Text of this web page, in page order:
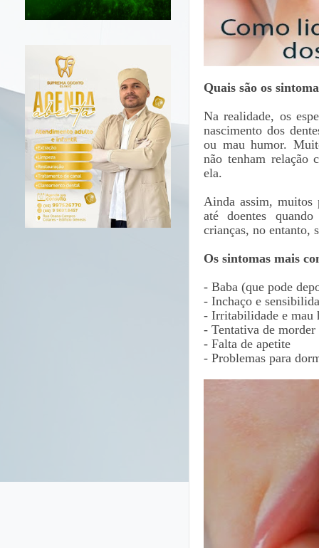
Quais são os
Na realidade, os
nascimento dos
ou mau humor.
não tenham relação
ela.
Ainda assim, muitos
até doentes
crianças, no entanto,
Os sintomas mais
- Baba (que pode
- Inchaço e
- Irritabilidade e mau
- Tentativa de
- Falta de apetite
- Problemas para